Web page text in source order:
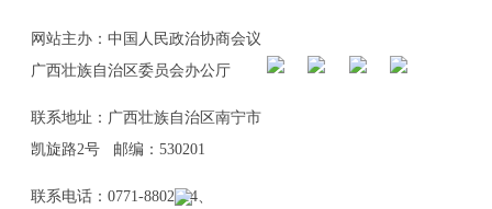
网站主办：中国人民政治协商会议
广西壮族自治区委员会办公厅
联系地址：广西壮族自治区南宁市
凯旋路2号 邮编：530201
联系电话：0771-8802114、